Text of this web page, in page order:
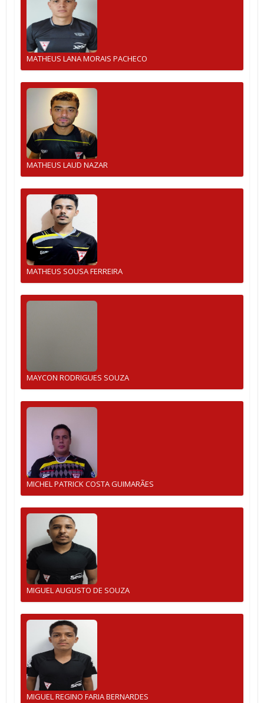
MATHEUS LANA MORAIS PACHECO
MATHEUS LAUD NAZAR
MATHEUS SOUSA FERREIRA
MAYCON RODRIGUES SOUZA
MICHEL PATRICK COSTA GUIMARÃES
MIGUEL AUGUSTO DE SOUZA
MIGUEL REGINO FARIA BERNARDES